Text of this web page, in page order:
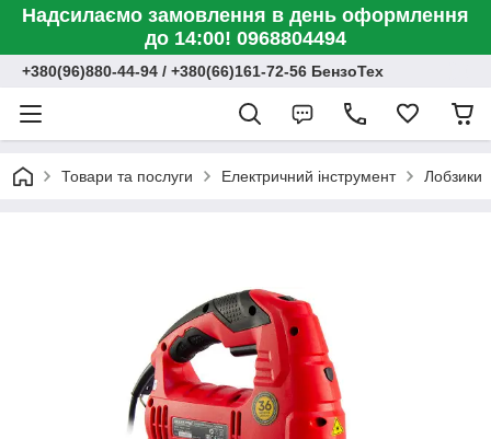
Надсилаємо замовлення в день оформлення
до 14:00! 0968804494
+380(96)880-44-94 / +380(66)161-72-56 БензоТех
Товари та послуги Електричний інструмент Лобзики